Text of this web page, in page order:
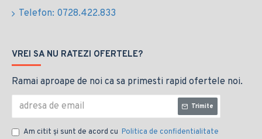
Telefon: 0728.422.833
VREI SA NU RATEZI OFERTELE?
Ramai aproape de noi ca sa primesti rapid ofertele noi.
Trimite
Am citit şi sunt de acord cu Politica de confidentialitate